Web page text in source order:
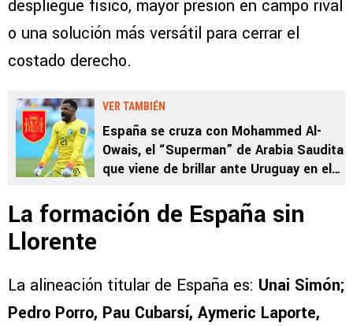
despliegue físico, mayor presión en campo rival
o una solución más versátil para cerrar el
costado derecho.
VER TAMBIÉN
España se cruza con Mohammed Al-
Owais, el “Superman” de Arabia Saudita
que viene de brillar ante Uruguay en el
La formación de España sin
Llorente
La alineación titular de España es: Unai Simón;
Pedro Porro, Pau Cubarsí, Aymeric Laporte,